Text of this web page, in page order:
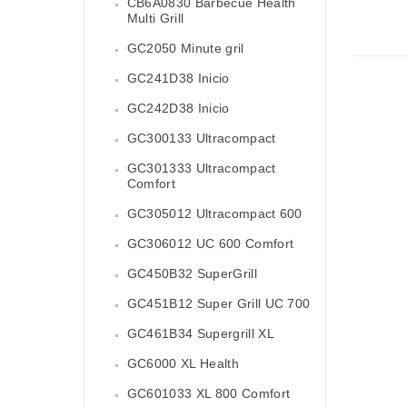
Multi Grill
GC2050 Minute gril
GC241D38 Inicio
GC242D38 Inicio
GC300133 Ultracompact
GC301333 Ultracompact
Comfort
GC305012 Ultracompact 600
GC306012 UC 600 Comfort
GC450B32 SuperGrill
GC451B12 Super Grill UC 700
GC461B34 Supergrill XL
GC6000 XL Health
GC601033 XL 800 Comfort